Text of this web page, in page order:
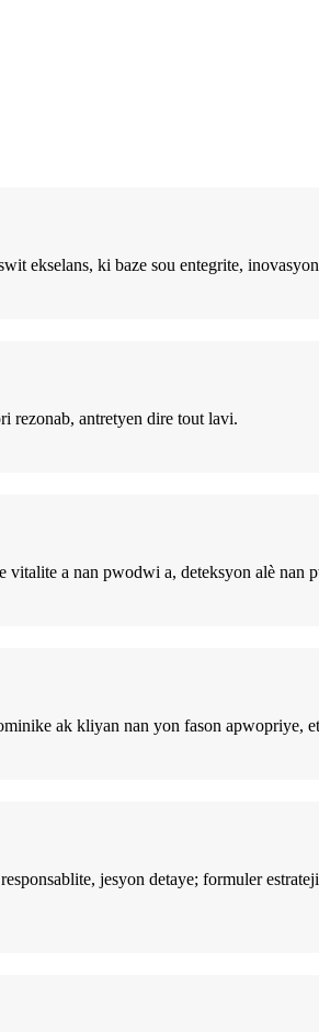
ekselans, ki baze sou entegrite,
rezonab, antretyen dire tout lavi.
a nan pwodwi a, deteksyon alè
ak kliyan nan yon fason apwopriye,
jesyon detaye; formuler